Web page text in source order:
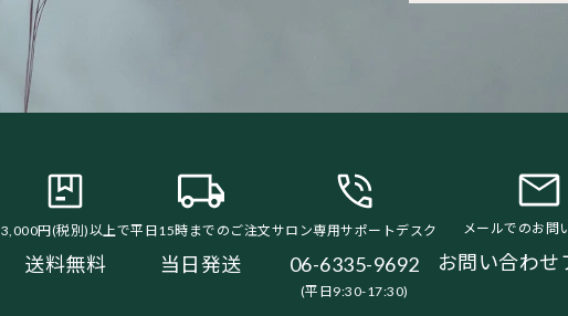
3,000円(税別)以上で
送料無料
平日15時までのご注文
当日発送
サロン専用サポートデスク
06-6335-9692
(平日9:30-17:30)
メールでのお問
お問い合わせ